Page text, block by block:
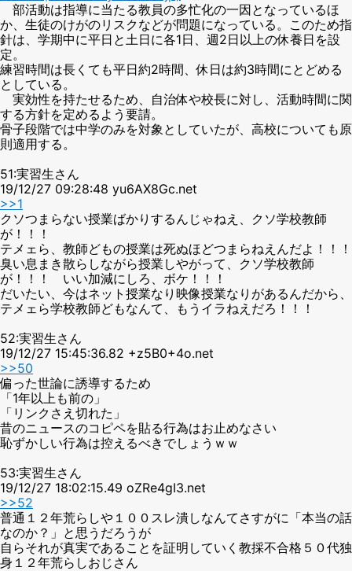
部活動は指導に当たる教員の多忙化の一因となっているほ
か、生徒のけがのリスクなどが問題になっている。このため指
針は、学期中に平日と土日に各1日、週2日以上の休養日を設
定。
練習時間は長くても平日約2時間、休日は約3時間にとどめる
としている。
実効性を持たせるため、自治体や校長に対し、活動時間に関
する方針を定めるよう要請。
骨子段階では中学のみを対象としていたが、高校についても原
則適用する。
51:実習生さん
19/12/27 09:28:48 yu6AX8Gc.net
>>1
クソつまらない授業ばかりするんじゃねえ、クソ学校教師
が！！！
テメェら、教師どもの授業は死ぬほどつまらねえんだよ！！！
臭い息まき散らしながら授業しやがって、クソ学校教師
が！！！ いい加減にしろ、ボケ！！！
だいたい、今はネット授業なり映像授業なりがあるんだから、
テメェら学校教師どもなんて、もうイラねえだろ！！！
52:実習生さん
19/12/27 15:45:36.82 +z5B0+4o.net
>>50
偏った世論に誘導するため
「1年以上も前の」
「リンクさえ切れた」
昔のニュースのコピペを貼る行為はお止めなさい
恥ずかしい行為は控えるべきでしょうｗｗ
53:実習生さん
19/12/27 18:02:15.49 oZRe4gI3.net
>>52
普通１２年荒らしや１００スレ潰しなんてさすがに「本当の話
なのか？」と思うだろうが
自らそれが真実であることを証明していく教採不合格５０代独
身１２年荒らしおじさん